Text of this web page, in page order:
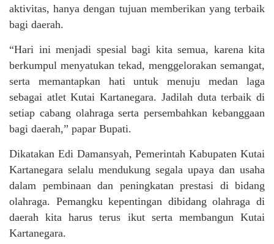
aktivitas, hanya dengan tujuan memberikan yang terbaik
bagi daerah.
“Hari ini menjadi spesial bagi kita semua, karena kita
berkumpul menyatukan tekad, menggelorakan semangat,
serta memantapkan hati untuk menuju medan laga
sebagai atlet Kutai Kartanegara. Jadilah duta terbaik di
setiap cabang olahraga serta persembahkan kebanggaan
bagi daerah,” papar Bupati.
Dikatakan Edi Damansyah, Pemerintah Kabupaten Kutai
Kartanegara selalu mendukung segala upaya dan usaha
dalam pembinaan dan peningkatan prestasi di bidang
olahraga. Pemangku kepentingan dibidang olahraga di
daerah kita harus terus ikut serta membangun Kutai
Kartanegara.